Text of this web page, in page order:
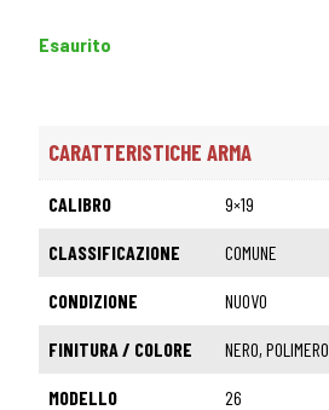
Esaurito
CARATTERISTICHE ARMA
CALIBRO 9×19
CLASSIFICAZIONE COMUNE
CONDIZIONE NUOVO
FINITURA / COLORE NERO, POLIMERO
MODELLO 26